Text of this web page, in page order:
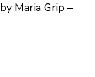
Maria Grip –